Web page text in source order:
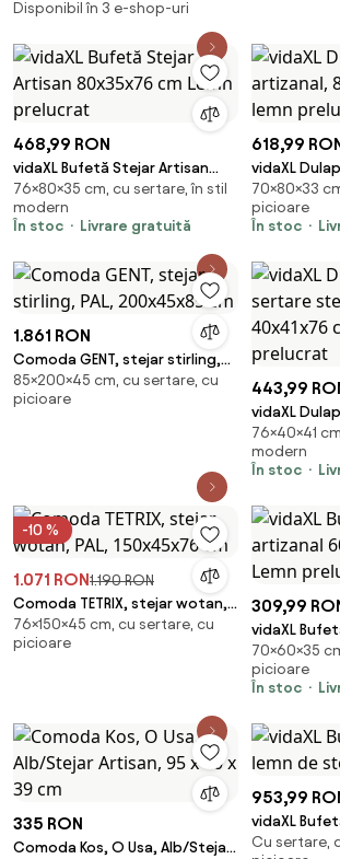
Disponibil în 3 e-shop-uri
468,99 RON
vidaXL Bufetă Stejar Artisan
80x35x76 cm Lemn prelucrat
76×80×35 cm, cu sertare, în stil
modern
În stoc
Livrare gratuită
618,99
vidaXL
80x33x70
70×80×33
picioare
În stoc
1.861 RON
Comoda GENT, stejar stirling,
PAL, 200x45x85 cm
85×200×45 cm, cu sertare, cu
picioare
443,99
vidaXL
stejar
lemn
76×40×41
modern
În stoc
-10 %
1.071 RON1.190 RON
Comoda TETRIX, stejar wotan,
PAL, 150x45x76 cm
76×150×45 cm, cu sertare, cu
picioare
309,99
vidaXL
60x35x70
70×60×35
picioare
În stoc
335 RON
Comoda Kos, O Usa, Alb/Stejar
953,99
vidaXL
de stejar
Cu sertare,